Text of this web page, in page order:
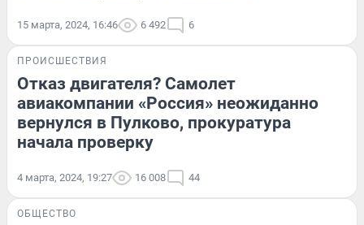
15 марта, 2024, 16:46 6 492 6
ПРОИСШЕСТВИЯ
Отказ двигателя? Самолет
авиакомпании «Россия» неожиданно
вернулся в Пулково, прокуратура
начала проверку
4 марта, 2024, 19:27 16 008 44
ОБЩЕСТВО